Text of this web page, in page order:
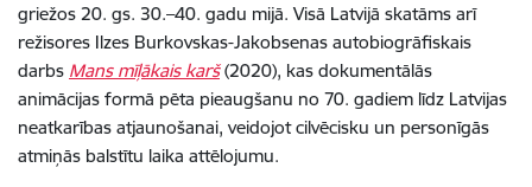
griežos 20. gs. 30.–40. gadu mijā. Visā Latvijā skatāms arī
režisores Ilzes Burkovskas-Jakobsenas autobiogrāfiskais
darbs Mans mīļākais karš(2020), kas dokumentālās
animācijas formā pēta pieaugšanu no 70. gadiem līdz Latvijas
neatkarības atjaunošanai, veidojot cilvēcisku un personīgās
atmiņās balstītu laika attēlojumu.